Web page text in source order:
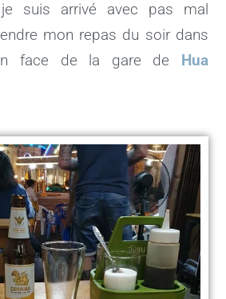
suis arrivé avec pas mal
mon repas du soir dans
face de la gare de
Hua